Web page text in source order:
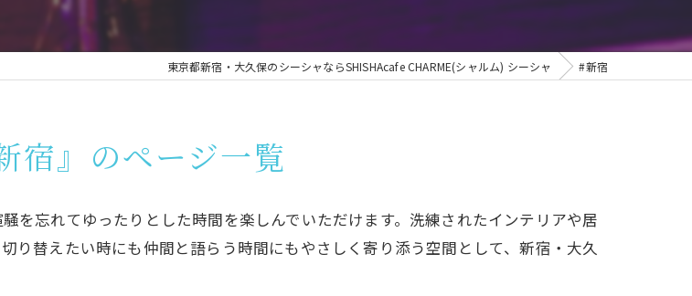
東京都新宿・大久保のシーシャならSHISHAcafe CHARME(シャルム) シーシャ #新宿
宿』のページ一覧
を忘れてゆったりとした時間を楽しんでいただけます。洗練されたインテリアや居
り替えたい時にも仲間と語らう時間にもやさしく寄り添う空間として、新宿・大久